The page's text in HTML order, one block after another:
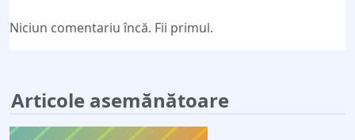
Niciun comentariu încă. Fii primul.
Articole asemănătoare